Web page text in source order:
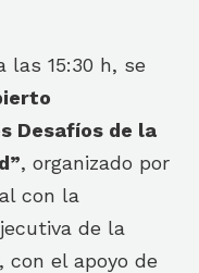
las 15:30 h, se
Desafíos de la
, organizado por
con la
de la
con el apoyo de